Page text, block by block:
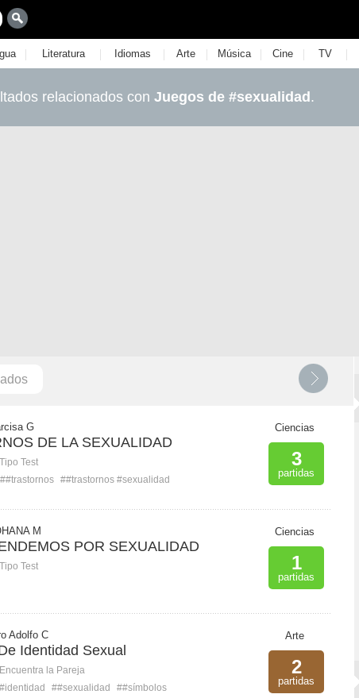
| Literatura | Idiomas | Arte | Música | Cine | TV |
relacionados con Juegos de #sexualidad .
G
DE LA SEXUALIDAD
Tipo Test
##trastornos ##trastornos #sexualidad
Ciencias
3
partidas
M
POR SEXUALIDAD
Tipo Test
Ciencias
1
partidas
Adolfo C
Identidad Sexual
Encuentra la Pareja
##sexualidad ##símbolos
Arte
2
partidas